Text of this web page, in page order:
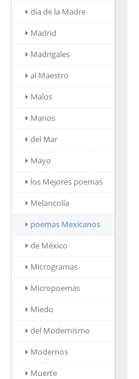
día de la Madre
Madrid
Madrigales
al Maestro
Malos
Manos
del Mar
Mayo
los Mejores poemas
Melancolía
poemas Mexicanos
de México
Microgramas
Micropoemas
Miedo
del Modernismo
Modernos
Muerte